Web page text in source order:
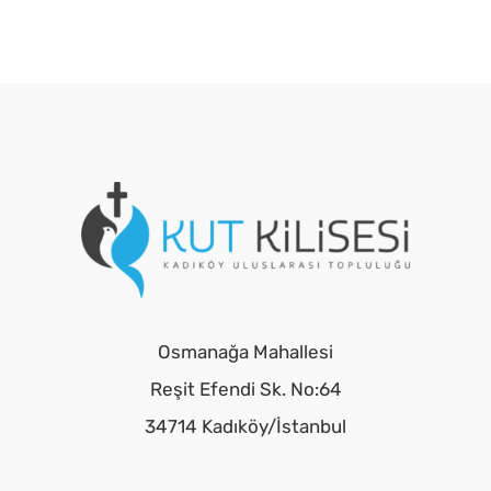
Osmanağa Mahallesi
Reşit Efendi Sk. No:64
34714 Kadıköy/İstanbul